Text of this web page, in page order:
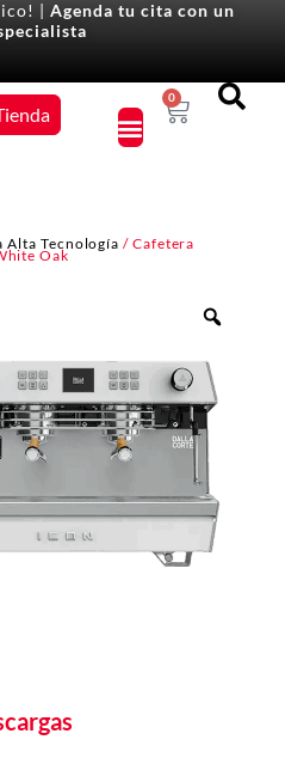
| Agenda tu cita con un
0
Alta Tecnología / Cafetera
Oak